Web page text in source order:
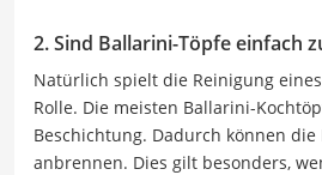
2. Sind Ballarini-Töpfe einfach
Natürlich spielt die Reinigung
Rolle. Die meisten Ballarini-
Beschichtung. Dadurch können
anbrennen. Dies gilt besonders,